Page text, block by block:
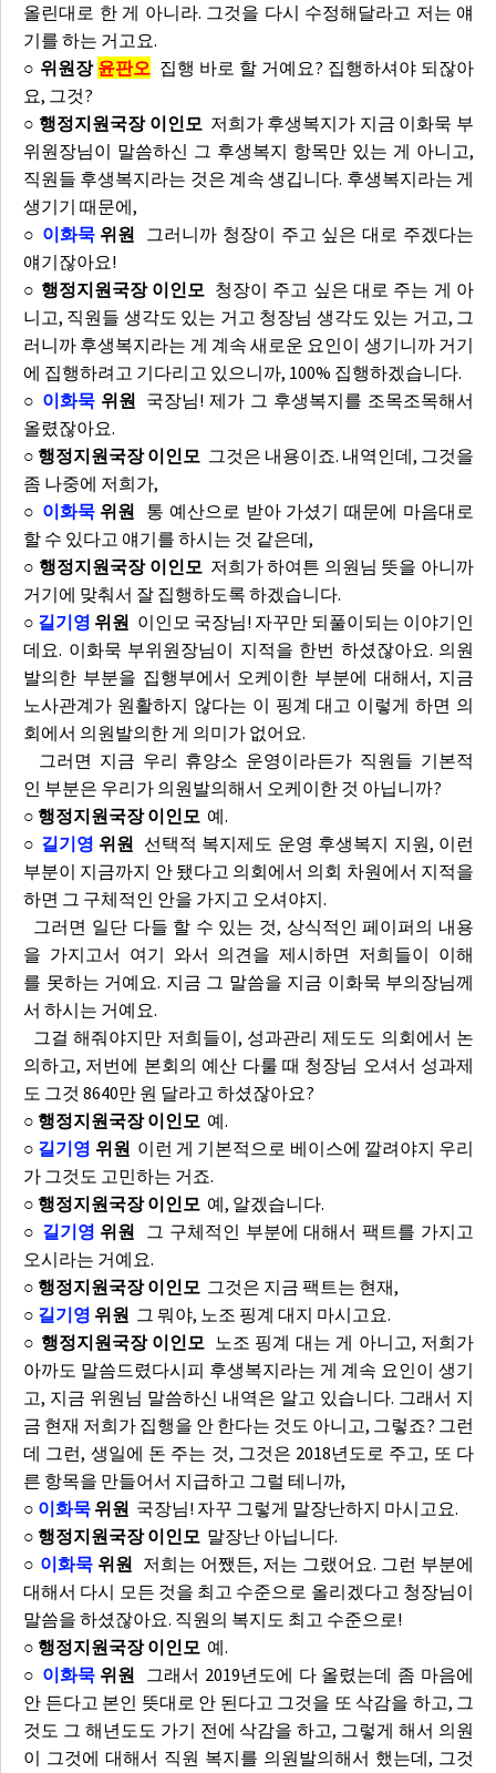
올린대로 한 게 아니라. 그것을 다시 수정해달라고 저는 얘
기를 하는 거고요.
○ 위원장 윤판오 집행 바로 할 거예요? 집행하셔야 되잖아
요, 그것?
○ 행정지원국장 이인모저희가 후생복지가 지금 이화묵 부
위원장님이 말씀하신 그 후생복지 항목만 있는 게 아니고,
직원들 후생복지라는 것은 계속 생깁니다. 후생복지라는 게
생기기 때문에,
○ 이화묵위원
그러니까 청장이 주고 싶은 대로 주겠다는
얘기잖아요!
○ 행정지원국장 이인모 청장이 주고 싶은 대로 주는 게 아
니고, 직원들 생각도 있는 거고 청장님 생각도 있는 거고, 그
러니까 후생복지라는 게 계속 새로운 요인이 생기니까 거기
에 집행하려고 기다리고 있으니까, 100% 집행하겠습니다.
○ 이화묵위원 국장님! 제가 그 후생복지를 조목조목해서
올렸잖아요.
○ 행정지원국장 이인모 그것은 내용이죠. 내역인데, 그것을
좀 나중에 저희가,
○ 이화묵위원
통 예산으로 받아 가셨기 때문에 마음대로
할 수 있다고 얘기를 하시는 것 같은데,
○ 행정지원국장 이인모저희가 하여튼 의원님 뜻을 아니까
거기에 맞춰서 잘 집행하도록 하겠습니다.
○ 길기영 위원 이인모 국장님! 자꾸만 되풀이되는 이야기인
데요. 이화묵 부위원장님이 지적을 한번 하셨잖아요. 의원
발의한 부분을 집행부에서 오케이한 부분에 대해서, 지금
노사관계가 원활하지 않다는 이 핑계 대고 이렇게 하면 의
회에서 의원발의한 게 의미가 없어요.
그러면 지금 우리 휴양소 운영이라든가 직원들 기본적
인 부분은 우리가 의원발의해서 오케이한 것 아닙니까?
○ 행정지원국장 이인모 예.
○ 길기영 위원 선택적 복지제도 운영 후생복지 지원, 이런
부분이 지금까지 안 됐다고 의회에서 의회 차원에서 지적을
하면 그 구체적인 안을 가지고 오셔야지.
그러면 일단 다들 할 수 있는 것, 상식적인 페이퍼의 내용
을 가지고서 여기 와서 의견을 제시하면 저희들이 이해
를 못하는 거예요. 지금 그 말씀을 지금 이화묵 부의장님께
서 하시는 거예요.
그걸 해줘야지만 저희들이, 성과관리 제도도 의회에서 논
의하고, 저번에 본회의 예산 다룰 때 청장님 오셔서 성과제
도 그것 8640만 원 달라고 하셨잖아요?
○ 행정지원국장 이인모 예.
○ 길기영 위원 이런 게 기본적으로 베이스에 깔려야지 우리
가 그것도 고민하는 거죠.
○ 행정지원국장 이인모 예, 알겠습니다.
○ 길기영 위원
그 구체적인 부분에 대해서 팩트를 가지고
오시라는 거예요.
○ 행정지원국장 이인모 그것은 지금 팩트는 현재,
○ 길기영 위원 그 뭐야, 노조 핑계 대지 마시고요.
○ 행정지원국장 이인모 노조 핑계 대는 게 아니고, 저희가
아까도 말씀드렸다시피 후생복지라는 게 계속 요인이 생기
고, 지금 위원님 말씀하신 내역은 알고 있습니다. 그래서 지
금 현재 저희가 집행을 안 한다는 것도 아니고, 그렇죠? 그런
데 그런, 생일에 돈 주는 것, 그것은 2018년도로 주고, 또 다
른 항목을 만들어서 지급하고 그럴 테니까,
○ 이화묵 위원 국장님! 자꾸 그렇게 말장난하지 마시고요.
○ 행정지원국장 이인모 말장난 아닙니다.
○ 이화묵 위원 저희는 어쨌든, 저는 그랬어요. 그런 부분에
대해서 다시 모든 것을 최고 수준으로 올리겠다고 청장님이
말씀을 하셨잖아요. 직원의 복지도 최고 수준으로!
○ 행정지원국장 이인모 예.
○ 이화묵위원
그래서 2019년도에 다 올렸는데 좀 마음에
안 든다고 본인 뜻대로 안 된다고 그것을 또 삭감을 하고, 그
것도 그 해년도도 가기 전에 삭감을 하고, 그렇게 해서 의원
이 그것에 대해서 직원 복지를 의원발의해서 했는데, 그것